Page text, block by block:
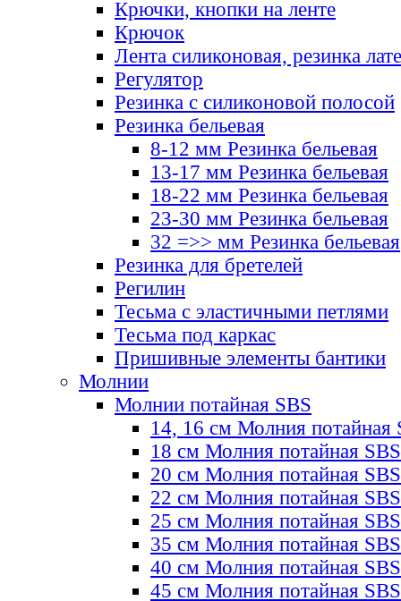
Крючки, кнопки на ленте
Крючок
Лента силиконовая, резинка
Регулятор
Резинка с силиконовой полосой
Резинка бельевая
8-12 мм Резинка бельевая
13-17 мм Резинка бельевая
18-22 мм Резинка бельевая
23-30 мм Резинка бельевая
32 =>> мм Резинка бельевая
Резинка для бретелей
Регилин
Тесьма с эластичными петлями
Тесьма под каркас
Пришивные элементы бантики
Молнии
Молнии потайная SBS
14, 16 см Молния потайная
18 см Молния потайная SBS
20 см Молния потайная SBS
22 см Молния потайная SBS
25 см Молния потайная SBS
35 см Молния потайная SBS
40 см Молния потайная SBS
45 см Молния потайная SBS